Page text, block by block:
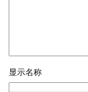
显示名称